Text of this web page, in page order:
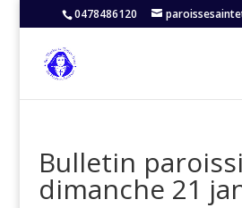
0478486120
Bulletin
dimanche 21